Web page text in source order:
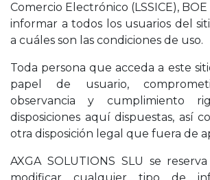
Comercio Electrónico (LSSICE), BOE
informar a todos los usuarios del
a cuáles son las condiciones de uso.
Toda persona que acceda a este
papel de usuario,
observancia y cumplimiento
disposiciones aquí dispuestas, así
otra disposición legal que fuera de
AXGA SOLUTIONS SLU se